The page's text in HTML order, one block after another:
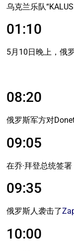
乌克兰乐队
01:10
5月10日晚上，俄
08:20
俄罗斯军方对
09:05
在乔·拜登总统签
09:35
俄罗斯人袭击了
10:00